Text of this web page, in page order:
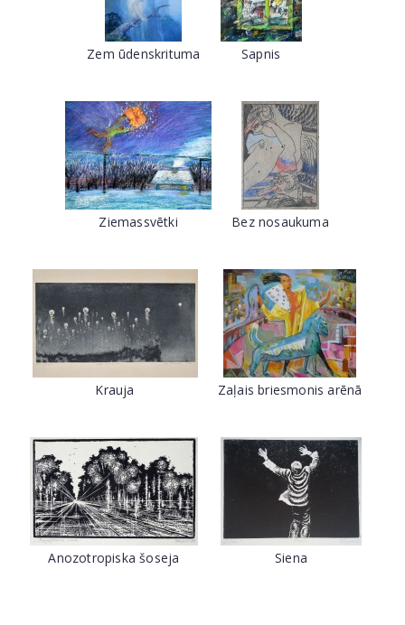
Zem ūdenskrituma Sapnis
Ziemassvētki Bez nosaukuma
Krauja Zaļais briesmonis arēnā
Anozotropiska šoseja Siena